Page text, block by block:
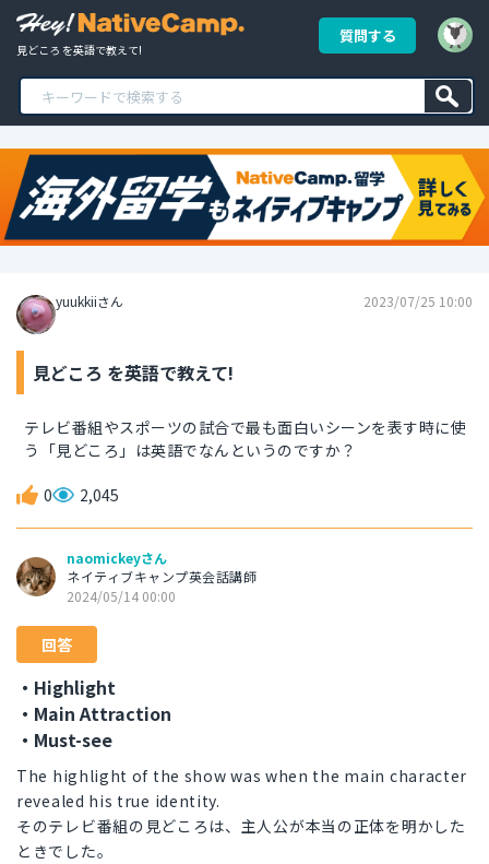
見どころ を英語で教えて!
質問する
yuukkiiさん 2023/07/25 10:00
見どころ を英語で教えて!
テレビ番組やスポーツの試合で最も面白いシーンを表す時に使
う「見どころ」は英語でなんというのですか？
0 2,045
naomickeyさん
ネイティブキャンプ英会話講師
2024/05/14 00:00
回答
・Highlight
・Main Attraction
・Must-see
The highlight of the show was when the main character
revealed his true identity.
そのテレビ番組の見どころは、主人公が本当の正体を明かした
ときでした。